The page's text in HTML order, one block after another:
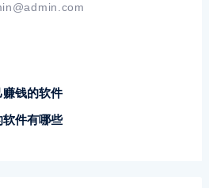
钱的软件
件有哪些